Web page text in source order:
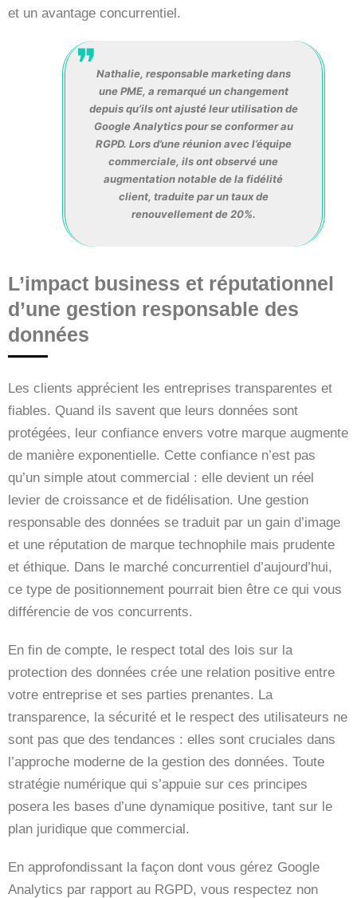
et un avantage concurrentiel.
Nathalie, responsable marketing dans
une PME, a remarqué un changement
depuis qu’ils ont ajusté leur utilisation de
Google Analytics pour se conformer au
RGPD. Lors d’une réunion avec l’équipe
commerciale, ils ont observé une
augmentation notable de la fidélité
client, traduite par un taux de
renouvellement de 20%.
L’impact business et réputationnel
d’une gestion responsable des
données
Les clients apprécient les entreprises transparentes et
fiables. Quand ils savent que leurs données sont
protégées, leur confiance envers votre marque augmente
de manière exponentielle. Cette confiance n’est pas
qu’un simple atout commercial : elle devient un réel
levier de croissance et de fidélisation. Une gestion
responsable des données se traduit par un gain d’image
et une réputation de marque technophile mais prudente
et éthique. Dans le marché concurrentiel d’aujourd’hui,
ce type de positionnement pourrait bien être ce qui vous
différencie de vos concurrents.
En fin de compte, le respect total des lois sur la
protection des données crée une relation positive entre
votre entreprise et ses parties prenantes. La
transparence, la sécurité et le respect des utilisateurs ne
sont pas que des tendances : elles sont cruciales dans
l’approche moderne de la gestion des données. Toute
stratégie numérique qui s’appuie sur ces principes
posera les bases d’une dynamique positive, tant sur le
plan juridique que commercial.
En approfondissant la façon dont vous gérez Google
Analytics par rapport au RGPD, vous respectez non